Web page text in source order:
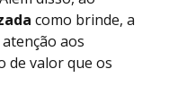
como brinde, a
aos
de valor que os